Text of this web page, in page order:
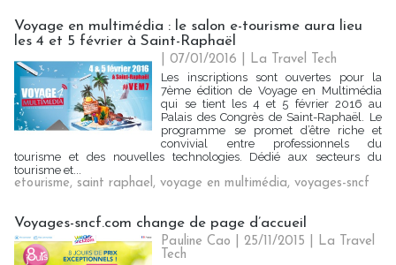
Voyage en multimédia : le salon e-tourisme aura lieu
les 4 et 5 février à Saint-Raphaël
| 07/01/2016
La Travel Tech
Les inscriptions sont ouvertes pour la
7ème édition de Voyage en Multimédia
qui se tient les 4 et 5 février 2016 au
Palais des Congrès de Saint-Raphaël. Le
programme se promet d’être riche et
convivial entre professionnels du
tourisme et des nouvelles technologies. Dédié aux secteurs du
tourisme et...
etourisme, saint raphael, voyage en multimédia, voyages-sncf
Voyages-sncf.com change de page d’accueil
Pauline Cao | 25/11/2015
La Travel
Tech